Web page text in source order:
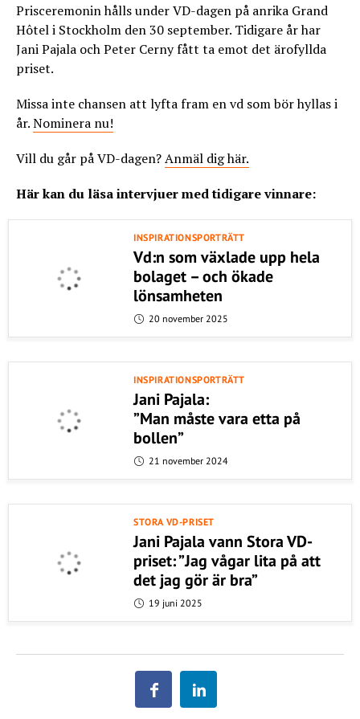
Prisceremonin hålls under VD-dagen på anrika Grand
Hôtel i Stockholm den 30 september. Tidigare år har
Jani Pajala och Peter Cerny fått ta emot det ärofyllda
priset.
Missa inte chansen att lyfta fram en vd som bör hyllas i
år.Nominera nu!
Vill du går på VD-dagen?Anmäl dig här.
Här kan du läsa intervjuer med tidigare vinnare:
INSPIRATIONSPORTRÄTT
Vd:n som växlade upp hela
bolaget – och ökade
lönsamheten
20 november 2025
INSPIRATIONSPORTRÄTT
Jani Pajala:
”Man måste vara etta på
bollen”
21 november 2024
STORA VD-PRISET
Jani Pajala vann Stora VD-
priset: ”Jag vågar lita på att
det jag gör är bra”
19 juni 2025